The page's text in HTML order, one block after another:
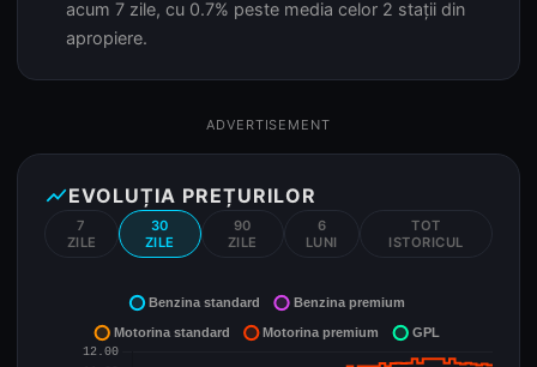
acum 7 zile, cu 0.7% peste media celor 2 stații din
apropiere.
ADVERTISEMENT
show_chartEVOLUȚIA PREȚURILOR
7
ZILE
30
ZILE
90
ZILE
6
LUNI
TOT
ISTORICUL